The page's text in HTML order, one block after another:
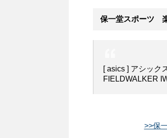
保一堂スポーツ
[ asics ] アシック
FIELDWALKER
>>保